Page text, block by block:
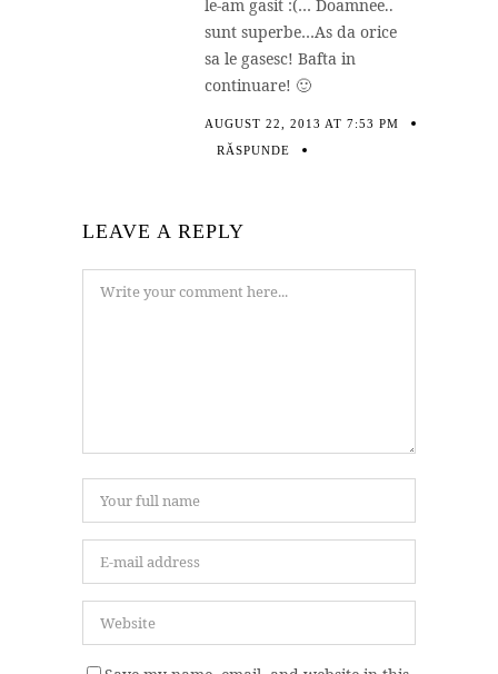
le-am gasit :(… Doamnee..
sunt superbe…As da orice
sa le gasesc! Bafta in
continuare! 🙂
AUGUST 22, 2013 AT 7:53 PM
RĂSPUNDE
LEAVE A REPLY